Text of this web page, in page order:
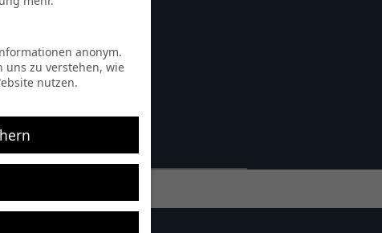
anonym.
uns zu verstehen, wie
nutzen.